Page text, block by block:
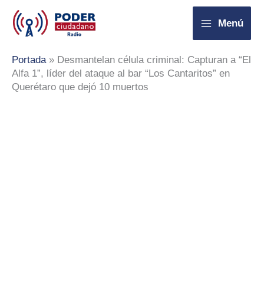
contenido
Menú
Portada» Desmantelan célula criminal: Capturan a “El
Alfa 1”, líder del ataque al bar “Los Cantaritos” en
Querétaro que dejó 10 muertos